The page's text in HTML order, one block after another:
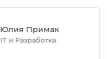
Юлия Примак
IT и Разработка